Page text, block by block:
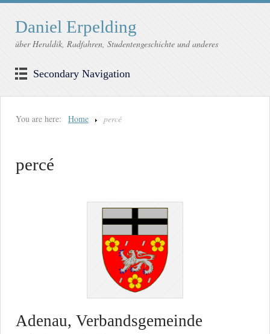
Daniel Erpelding
über Heraldik, Radfahren, Studentengeschichte und anderes
Secondary Navigation
You are here: Home percé
percé
Adenau, Verbandsgemeinde